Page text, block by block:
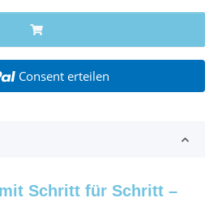
Consent erteilen
mit Schritt für Schritt –